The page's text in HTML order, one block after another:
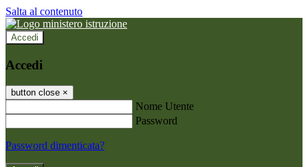
Salta al contenuto
Accedi
Accedi
button close ×
Nome Utente
Password
Password dimenticata?